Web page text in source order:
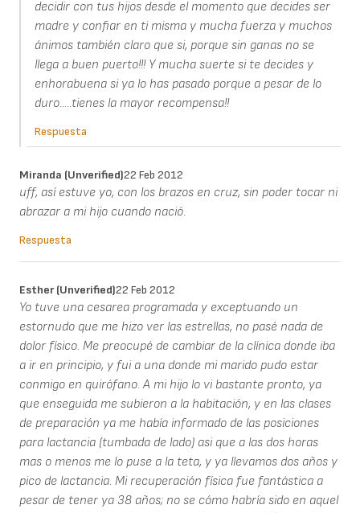
decidir con tus hijos desde el momento que decides ser
madre y confiar en ti misma y mucha fuerza y muchos
ánimos también claro que si, porque sin ganas no se
llega a buen puerto!!! Y mucha suerte si te decides y
enhorabuena si ya lo has pasado porque a pesar de lo
duro.....tienes la mayor recompensa!!
Respuesta
Miranda (unverified)22 Feb 2012
uff, así estuve yo, con los brazos en cruz, sin poder tocar ni
abrazar a mi hijo cuando nació.
Respuesta
Esther (unverified)22 Feb 2012
Yo tuve una cesarea programada y exceptuando un
estornudo que me hizo ver las estrellas, no pasé nada de
dolor físico. Me preocupé de cambiar de la clínica donde iba
a ir en principio, y fui a una donde mi marido pudo estar
conmigo en quirófano. A mi hijo lo vi bastante pronto, ya
que enseguida me subieron a la habitación, y en las clases
de preparación ya me había informado de las posiciones
para lactancia (tumbada de lado) asi que a las dos horas
mas o menos me lo puse a la teta, y ya llevamos dos años y
pico de lactancia. Mi recuperación física fue fantástica a
pesar de tener ya 38 años; no se cómo habría sido en aquel